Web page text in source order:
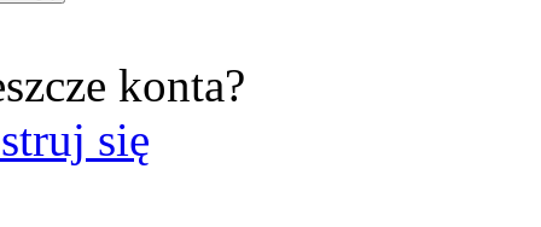
konta?
się